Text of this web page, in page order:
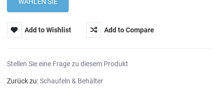
Add to Wishlist Add to Compare
Stellen Sie eine Frage zu diesem Produkt
Zurück zu:Schaufeln & Behälter